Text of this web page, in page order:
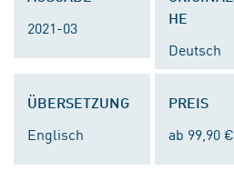
2021-03
HE
Deutsch
ÜBERSETZUNG
Englisch
PREIS
ab 99,90 €